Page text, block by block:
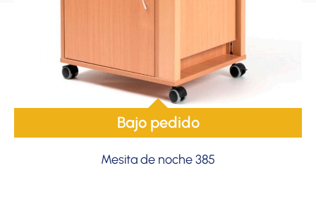
Bajo pedido
Mesita de noche 385